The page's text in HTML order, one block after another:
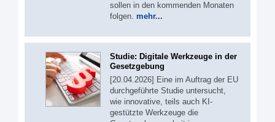
sollen in den kommenden Monaten
folgen. mehr...
Studie: Digitale Werkzeuge in der
Gesetzgebung
[20.04.2026] Eine im Auftrag der EU
durchgeführte Studie untersucht,
wie innovative, teils auch KI-
gestützte Werkzeuge die